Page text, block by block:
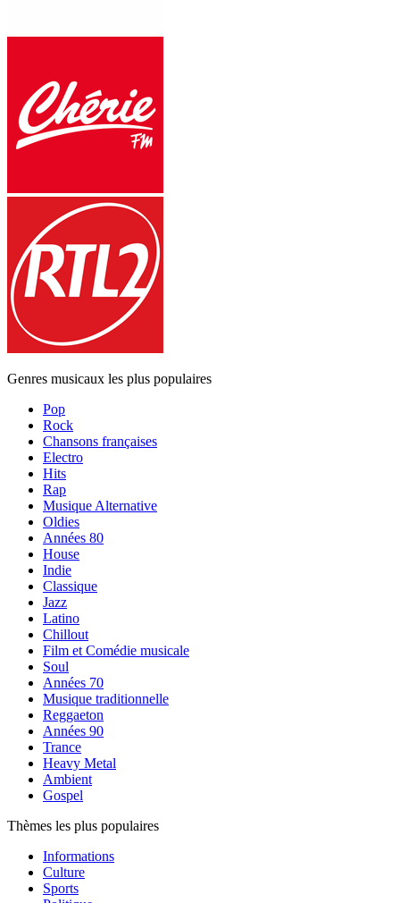
Genres musicaux les plus populaires
Pop
Rock
Chansons françaises
Electro
Hits
Rap
Musique Alternative
Oldies
Années 80
House
Indie
Classique
Jazz
Latino
Chillout
Film et Comédie musicale
Soul
Années 70
Musique traditionnelle
Reggaeton
Années 90
Trance
Heavy Metal
Ambient
Gospel
Thèmes les plus populaires
Informations
Culture
Sports